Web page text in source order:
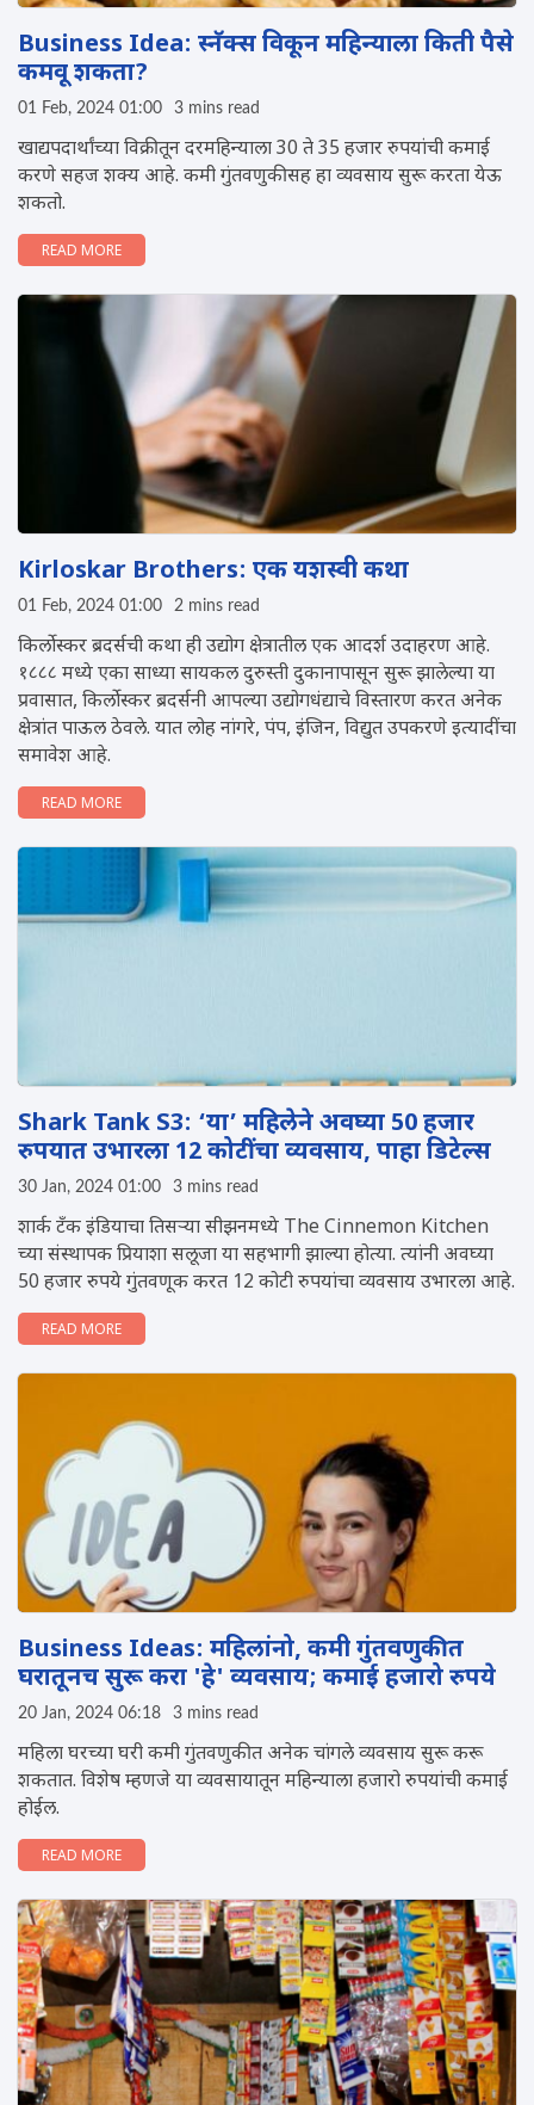
Business Idea: स्नॅक्स विकून महिन्याला किती पैसे
कमवू शकता?
01 Feb, 2024 01:00 3 mins read
खाद्यपदार्थांच्या विक्रीतून दरमहिन्याला 30 ते 35 हजार रुपयांची कमाई
करणे सहज शक्य आहे. कमी गुंतवणुकीसह हा व्यवसाय सुरू करता येऊ
शकतो.
READ MORE
Kirloskar Brothers: एक यशस्वी कथा
01 Feb, 2024 01:00 2 mins read
किर्लोस्कर ब्रदर्सची कथा ही उद्योग क्षेत्रातील एक आदर्श उदाहरण आहे.
१८८८ मध्ये एका साध्या सायकल दुरुस्ती दुकानापासून सुरू झालेल्या या
प्रवासात, किर्लोस्कर ब्रदर्सनी आपल्या उद्योगधंद्याचे विस्तारण करत अनेक
क्षेत्रांत पाऊल ठेवले. यात लोह नांगरे, पंप, इंजिन, विद्युत उपकरणे इत्यादींचा
समावेश आहे.
READ MORE
Shark Tank S3: ‘या’ महिलेने अवघ्या 50 हजार
रुपयात उभारला 12 कोटींचा व्यवसाय, पाहा डिटेल्स
30 Jan, 2024 01:00 3 mins read
शार्क टँक इंडियाचा तिसऱ्या सीझनमध्ये The Cinnemon Kitchen
च्या संस्थापक प्रियाशा सलूजा या सहभागी झाल्या होत्या. त्यांनी अवघ्या
50 हजार रुपये गुंतवणूक करत 12 कोटी रुपयांचा व्यवसाय उभारला आहे.
READ MORE
Business Ideas: महिलांनो, कमी गुंतवणुकीत
घरातूनच सुरू करा 'हे' व्यवसाय; कमाई हजारो रुपये
20 Jan, 2024 06:18 3 mins read
महिला घरच्या घरी कमी गुंतवणुकीत अनेक चांगले व्यवसाय सुरू करू
शकतात. विशेष म्हणजे या व्यवसायातून महिन्याला हजारो रुपयांची कमाई
होईल.
READ MORE